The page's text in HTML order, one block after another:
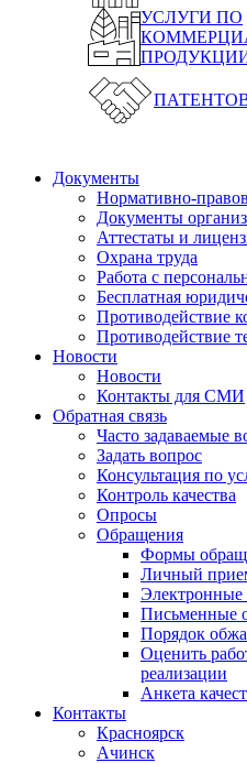
УСЛУГИ ПО
Документы
Нормативно-
Документы
Аттестаты и
Охрана труда
Работа с
Бесплатная
Противодействие
Противодействие
Новости
Новости
Контакты для СМИ
Обратная связь
Часто задаваемые
Задать вопрос
Консультация по
Контроль качества
Опросы
Обращения
Формы
Личный
Электронные
Письменные
Порядок
Оценить
реализации
Анкета
Контакты
Красноярск
Ачинск